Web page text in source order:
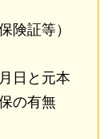
険証等）
日と元本
の有無